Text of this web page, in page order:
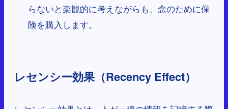
らないと楽観的に考えながらも、念のために保
険を購入します。
レセンシー効果（Recency Effect）